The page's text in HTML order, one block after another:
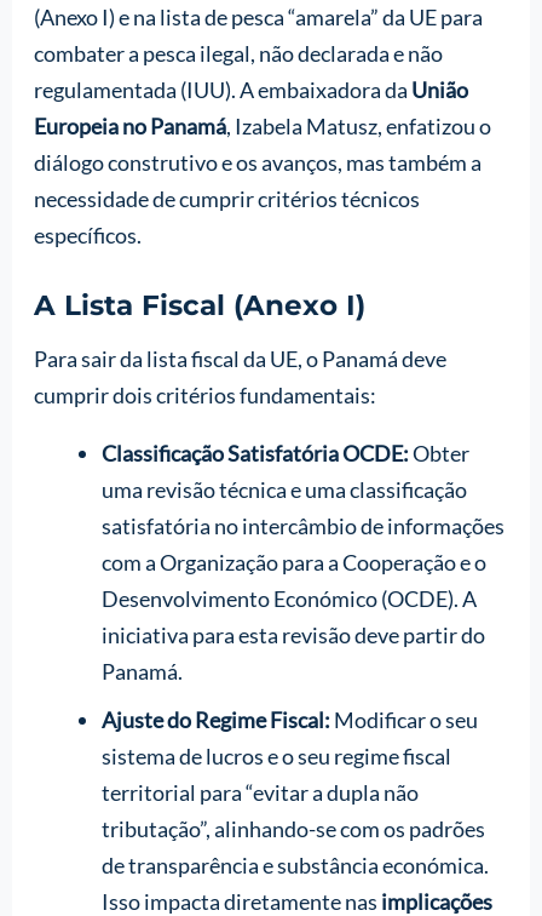
(Anexo I) e na lista de pesca “amarela” da UE para
combater a pesca ilegal, não declarada e não
regulamentada (IUU). A embaixadora da União
Europeia no Panamá, Izabela Matusz, enfatizou o
diálogo construtivo e os avanços, mas também a
necessidade de cumprir critérios técnicos
específicos.
A Lista Fiscal (Anexo I)
Para sair da lista fiscal da UE, o Panamá deve
cumprir dois critérios fundamentais:
Classificação Satisfatória OCDE:Obter
uma revisão técnica e uma classificação
satisfatória no intercâmbio de informações
com a Organização para a Cooperação e o
Desenvolvimento Económico (OCDE). A
iniciativa para esta revisão deve partir do
Panamá.
Ajuste do Regime Fiscal: Modificar o seu
sistema de lucros e o seu regime fiscal
territorial para “evitar a dupla não
tributação”, alinhando-se com os padrões
de transparência e substância económica.
Isso impacta diretamente nas implicações